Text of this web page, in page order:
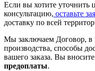
Если вы хотите уточнить
консультацию, оставьте
доставку по всей
Мы заключаем Договор, в
производства, способы
вашего заказа. Вы вносите
предоплаты.